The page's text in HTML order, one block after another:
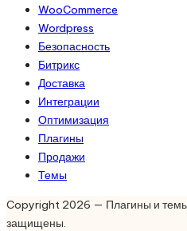
WooCommerce
Wordpress
Безопасность
Битрикс
Доставка
Интеграции
Оптимизация
Плагины
Продажи
Темы
Copyright 2026 — Плагины и
защищены.